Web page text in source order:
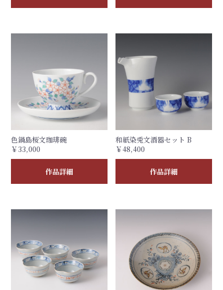
色鍋島桜文珈琲碗
￥33,000
作品詳細
和紙染兎文酒器セット B
￥48,400
作品詳細